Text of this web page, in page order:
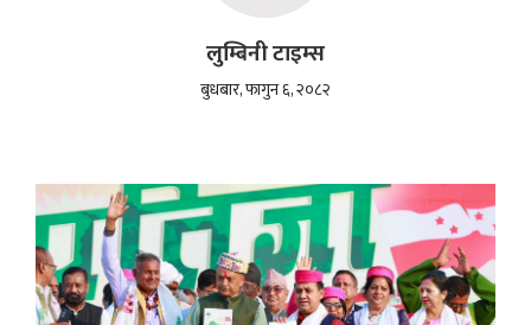
लुम्बिनी टाइम्स
बुधबार, फागुन ६, २०८२